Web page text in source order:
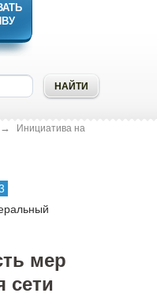
→
Инициатива на
мер
сети